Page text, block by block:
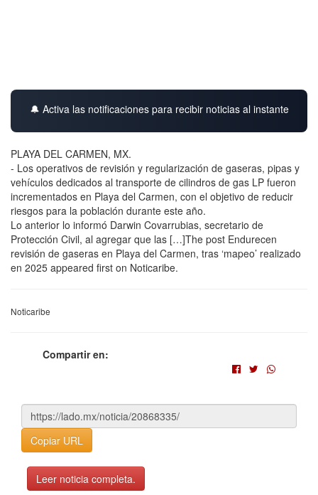
🔔 Activa las notificaciones para recibir noticias al instante
PLAYA DEL CARMEN, MX.
- Los operativos de revisión y regularización de gaseras, pipas y
vehículos dedicados al transporte de cilindros de gas LP fueron
incrementados en Playa del Carmen, con el objetivo de reducir
riesgos para la población durante este año.
Lo anterior lo informó Darwin Covarrubias, secretario de
Protección Civil, al agregar que las […]The post Endurecen
revisión de gaseras en Playa del Carmen, tras ‘mapeo’ realizado
en 2025 appeared first on Noticaribe.
Noticaribe
Compartir en:
Copiar URL
Leer noticia completa.